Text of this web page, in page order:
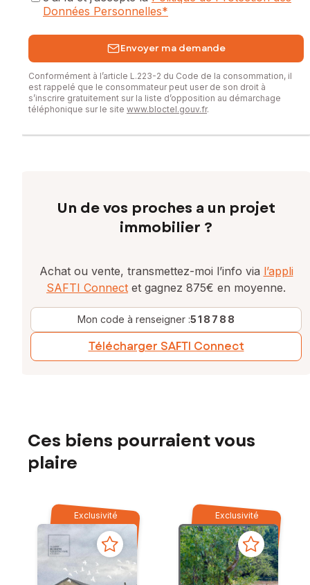
Données Personnelles*
Envoyer ma demande
Conformément à l’article L.223-2 du Code de la consommation, il
est rappelé que le consommateur peut user de son droit à
s’inscrire gratuitement sur la liste d’opposition au démarchage
téléphonique sur le site www.bloctel.gouv.fr.
Un de vos proches a un projet
immobilier ?
Achat ou vente, transmettez-moi l’info via l’appli
SAFTI Connect et gagnez 875€ en moyenne.
Mon code à renseigner :518788
Télécharger SAFTI Connect
Ces biens pourraient vous
plaire
Exclusivité Exclusivité